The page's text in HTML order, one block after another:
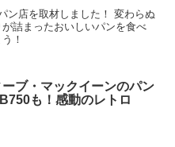
ン店を取材しました！ 変わらぬ
詰まったおいしいパンを食べ
！
ーブ・マックイーンのパン
も！感動のレトロ